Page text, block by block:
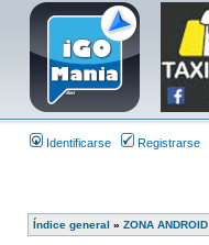
Identificarse Registrarse
Índice general » ZONA ANDROID